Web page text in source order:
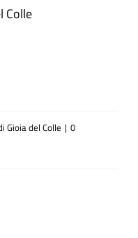
Colle
Gioia del Colle | 0